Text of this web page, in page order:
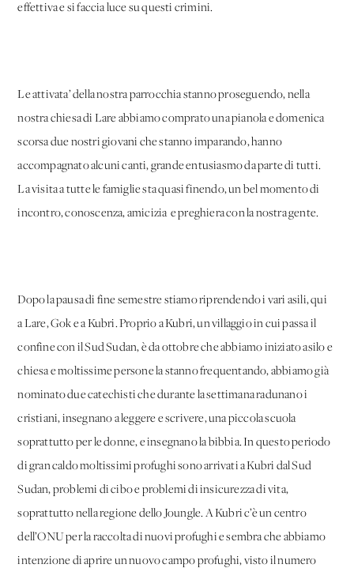
effettiva e si faccia luce su questi crimini.
Le attivata’ della nostra parrocchia stanno proseguendo, nella
nostra chiesa di Lare abbiamo comprato una pianola e domenica
scorsa due nostri giovani che stanno imparando, hanno
accompagnato alcuni canti, grande entusiasmo da parte di tutti.
La visita a tutte le famiglie sta quasi finendo, un bel momento di
incontro, conoscenza, amicizia e preghiera con la nostra gente.
Dopo la pausa di fine semestre stiamo riprendendo i vari asili, qui
a Lare, Gok e a Kubri. Proprio a Kubri, un villaggio in cui passa il
confine con il Sud Sudan, è da ottobre che abbiamo iniziato asilo e
chiesa e moltissime persone la stanno frequentando, abbiamo già
nominato due catechisti che durante la settimana radunano i
cristiani, insegnano a leggere e scrivere, una piccola scuola
soprattutto per le donne, e insegnano la bibbia. In questo periodo
di gran caldo moltissimi profughi sono arrivati a Kubri dal Sud
Sudan, problemi di cibo e problemi di insicurezza di vita,
soprattutto nella regione dello Joungle. A Kubri c’è un centro
dell’ONU per la raccolta di nuovi profughi e sembra che abbiamo
intenzione di aprire un nuovo campo profughi, visto il numero